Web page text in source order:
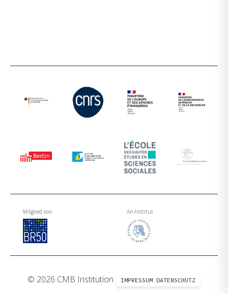
Mitglied von An-Institut
© 2026 CMB Institution IMPRESSUM DATENSCHUTZ